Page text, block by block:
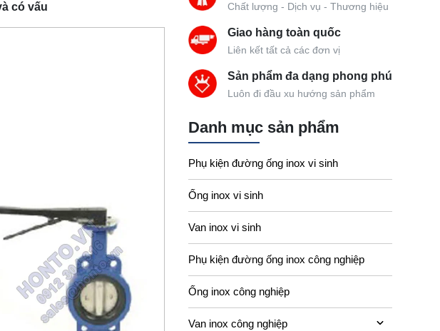
có vấu Chất lượng - Dịch vụ - Thương hiệu
Giao hàng toàn quốc
Liên kết tất cả các đơn vị
Sản phẩm đa dạng phong phú
Luôn đi đầu xu hướng sản phẩm
Danh mục sản phẩm
Phụ kiện đường ống inox vi sinh
Ống inox vi sinh
Van inox vi sinh
Phụ kiện đường ống inox công nghiệp
Ống inox công nghiệp
Van inox công nghiệp